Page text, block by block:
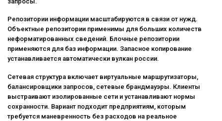
Репозитории информации масштабируются в связи от нужд.
Объектные репозитории применимы для больших количеств
неформатированных сведений. Блочные репозитории
применяются для баз информации. Запасное копирование
устанавливается автоматически вулкан россии.
Сетевая структура включает виртуальные маршрутизаторы,
балансировщики запросов, сетевые брандмауэры. Клиенты
выстраивают изолированные сети и устанавливают нормы
сохранности. Вариант подходит предприятиям, которым
требуется маневренность без расходов на реальное